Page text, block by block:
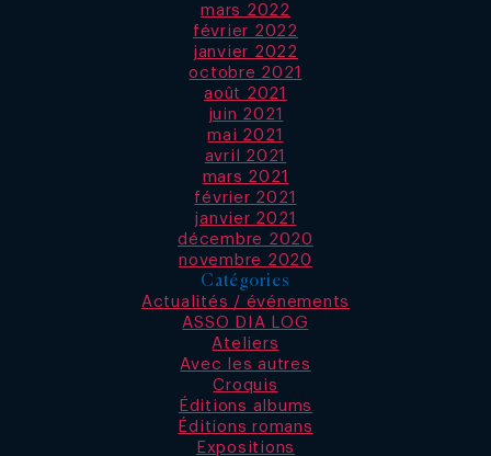
mars 2022
février 2022
janvier 2022
octobre 2021
août 2021
juin 2021
mai 2021
avril 2021
mars 2021
février 2021
janvier 2021
décembre 2020
novembre 2020
Catégories
Actualités / événements
ASSO DIA LOG
Ateliers
Avec les autres
Croquis
Éditions albums
Éditions romans
Expositions